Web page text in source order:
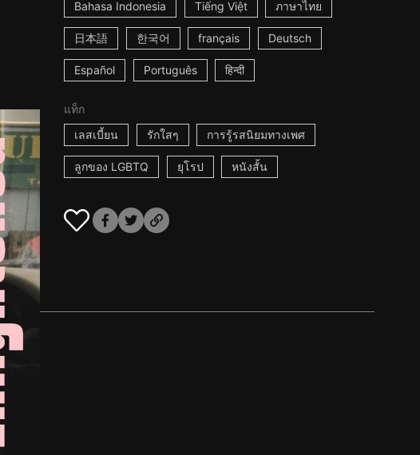
Bahasa Indonesia Tiếng Việt ภาษาไทย
日本語 한국어 français Deutsch
Español Português हिन्दी
แท็ก
เลสเบี้ยน
รักใสๆ การรู้รสนิยมทางเพศ
ลูกของ LGBTQ ยุโรป หนังสั้น